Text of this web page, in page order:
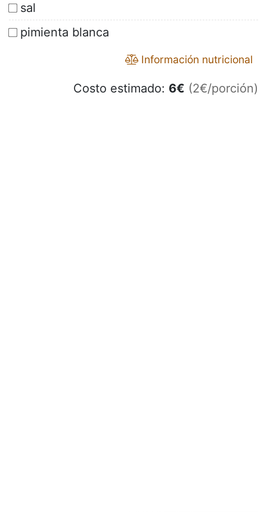
sal
pimienta blanca
Información nutricional
Costo estimado: 6€ (2€/porción)